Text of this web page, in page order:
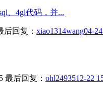
、4gl代码，并...
后回复： xiao1314wang04-
最后回复： ohl2493512-22